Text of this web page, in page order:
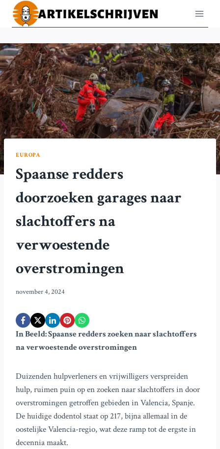
Doorgaan
naar
EUROPA
Spaanse redders
doorzoeken garages naar
slachtoffers na
verwoestende
overstromingen
november 4, 2024
In Beeld: Spaanse redders zoeken naar slachtoffers
na verwoestende overstromingen
Duizenden hulpverleners en vrijwilligers verspreiden
hulp, ruimen puin op en zoeken naar slachtoffers in door
overstromingen getroffen gebieden in Valencia, Spanje.
De huidige dodentol staat op 217, bijna allemaal in de
oostelijke Valencia-regio, wat deze ramp tot de ergste in
decennia maakt.